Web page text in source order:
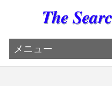
メニュー